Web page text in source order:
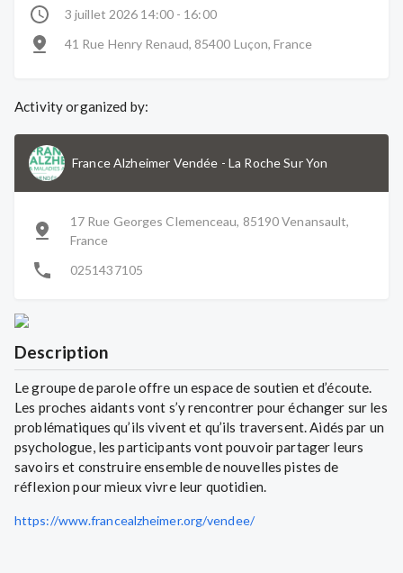
Description
Le groupe de parole offre un espace de soutien et d’écoute.
Les proches aidants vont s’y rencontrer pour échanger sur les
problématiques qu’ils vivent et qu’ils traversent. Aidés par un
psychologue, les participants vont pouvoir partager leurs
savoirs et construire ensemble de nouvelles pistes de
réflexion pour mieux vivre leur quotidien.
https://www.francealzheimer.org/vendee/
3 juillet 2026 14:00 - 16:00
41 Rue Henry Renaud, 85400 Luçon, France
Activity organized by:
France Alzheimer Vendée - La Roche Sur Yon
17 Rue Georges Clemenceau, 85190 Venansault,
France
0251437105